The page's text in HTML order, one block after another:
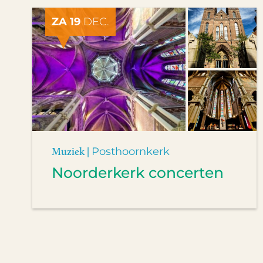
ZA 19 DEC.
Muziek | Posthoornkerk
Noorderkerk concerten